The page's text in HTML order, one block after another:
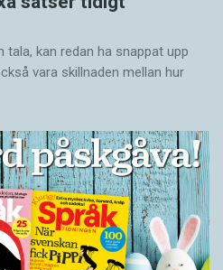
tala, kan redan ha snappat upp
vara skillnaden mellan hur